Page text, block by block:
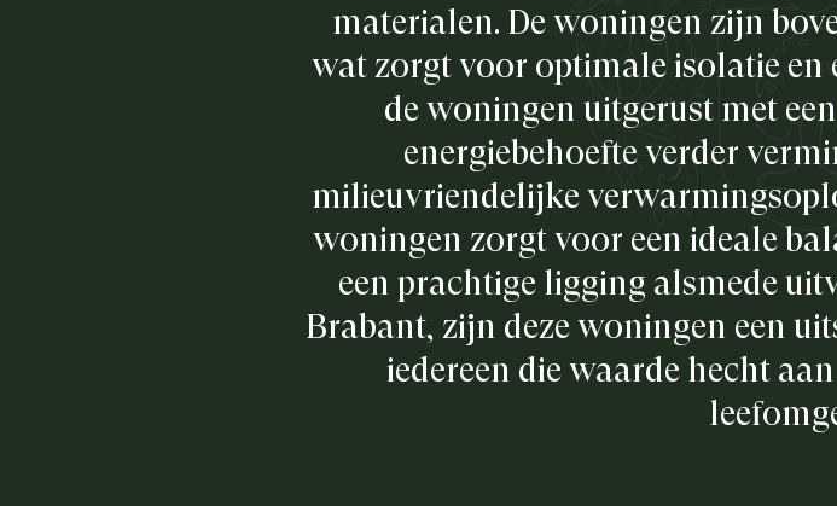
materialen. De woningen zijn
wat zorgt voor optimale isolatie en
de woningen uitgerust met
energiebehoefte verder
milieuvriendelijke
woningen zorgt voor een ideale
een prachtige ligging alsmede
Brabant, zijn deze woningen een
iedereen die waarde hecht